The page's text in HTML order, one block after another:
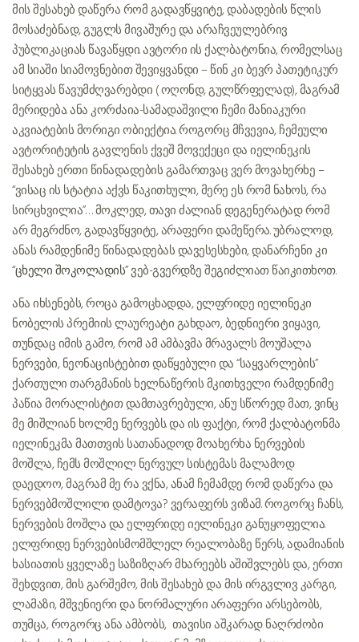
მის შესახებ დაწერა რომ გადავწყვიტე, დაბადების წლის
მოსაძებნად, გუგლს მივაშურე და არაჩვეულებრივ
პუბლიკაციას წავაწყდი. ავტორი ის ქალბატონია, რომელსაც
ამ სიაში სიამოვნებით შევიყვანდი – წინ კი ბევრ პათეტიკურ
სიტყვას წავუმძღვარებდი ( ოღონდ, გულწრფელად), მაგრამ
მერიდება. ანა კორძაია-სამადაშვილი ჩემი მანიაკური
აკვიატების მორიგი ობიექტია. როგორც მჩვევია, ჩემეული
ავტორიტეტის გავლენის ქვეშ მოვექეცი და იელინეკის
შესახებ ერთი წინადადების გამართვაც ვერ მოვახერხე –
“ვისაც ის სტატია აქვს წაკითხული, მერე ეს რომ ნახოს, რა
სირცხვილია”… მოკლედ, თავი ძალიან დეგენერატად რომ
არ მეგრძნო, გადავწყვიტე, არაფერი დამეწერა. უბრალოდ,
ანას რამდენიმე წინადადებას დავესესხები, დანარჩენი კი
“ცხელი შოკოლადის” ვებ-გვერდზე შეგიძლიათ წაიკითხოთ.
ანა იხსენებს, როცა გამოცხადდა, ელფრიდე იელინეკი
ნობელის პრემიის ლაურეატი გახდაო, ბედნიერი ვიყავი,
თუნდაც იმის გამო, რომ ამ ამბავმა მრავალს მოუშალა
ნერვები, ნეონაცისტებით დაწყებული და “საყვარლების”
ქართული თარგმანის ხელნაწერის მკითხველი რამდენიმე
პაწია მორალისტით დამთავრებული, ანუ სწორედ მათ, ვინც
მე მიშლიან ხოლმე ნერვებს. და ის ფაქტი, რომ ქალბატონმა
იელინეკმა მათთვის სათანადოდ მოახერხა ნერვების
მოშლა, ჩემს მოშლილ ნერვულ სისტემას მალამოდ
დაედოო, მაგრამ მე რა ვქნა, ანამ ჩემამდე რომ დაწერა და
ნერვებმოშლილი დამტოვა? ვერაფერს ვიზამ. როგორც ჩანს,
ნერვების მოშლა და ელფრიდე იელინეკი განუყოფელია.
ელფრიდე ნერვებისმომშლელ რეალობაზე წერს, ადამიანის
ხასიათის ყველაზე საზიზღარ მხარეებს აშიშვლებს და, ერთი
შეხდვით, მის გარშემო, მის შესახებ და მის ირგვლივ კარგი,
ლამაზი, მშვენიერი და ნორმალური არაფერი არსებობს,
თუმცა, როგორც ანა ამბობს, თავისი აშკარად ნაღრძობი